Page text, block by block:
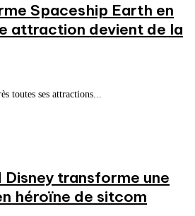
Spaceship Earth en
attraction devient de la
toutes ses attractions...
Disney transforme une
héroïne de sitcom